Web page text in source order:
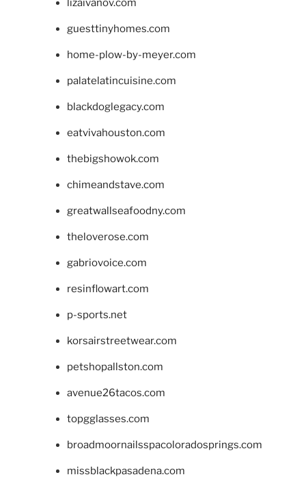
lizaivanov.com
guesttinyhomes.com
home-plow-by-meyer.com
palatelatincuisine.com
blackdoglegacy.com
eatvivahouston.com
thebigshowok.com
chimeandstave.com
greatwallseafoodny.com
theloverose.com
gabriovoice.com
resinflowart.com
p-sports.net
korsairstreetwear.com
petshopallston.com
avenue26tacos.com
topgglasses.com
broadmoornailsspacoloradosprings.com
missblackpasadena.com